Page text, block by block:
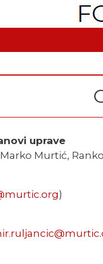
uprave
Murtić,
)